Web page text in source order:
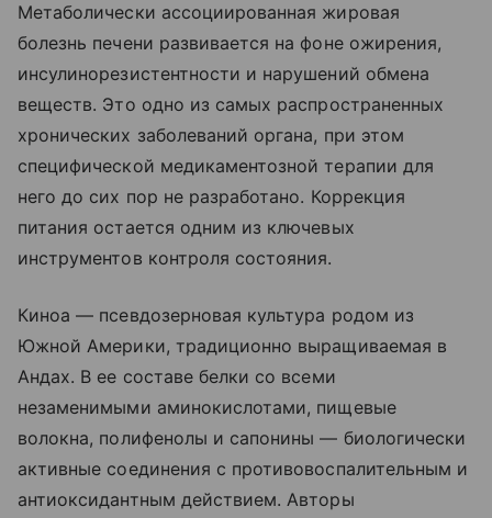
Метаболически ассоциированная жировая
болезнь печени развивается на фоне ожирения,
инсулинорезистентности и нарушений обмена
веществ. Это одно из самых распространенных
хронических заболеваний органа, при этом
специфической медикаментозной терапии для
него до сих пор не разработано. Коррекция
питания остается одним из ключевых
инструментов контроля состояния.
Киноа — псевдозерновая культура родом из
Южной Америки, традиционно выращиваемая в
Андах. В ее составе белки со всеми
незаменимыми аминокислотами, пищевые
волокна, полифенолы и сапонины — биологически
активные соединения с противовоспалительным и
антиоксидантным действием. Авторы